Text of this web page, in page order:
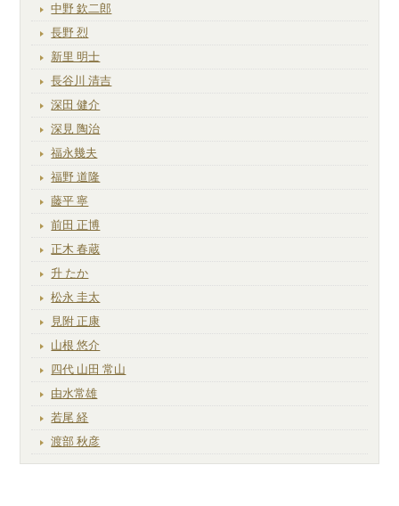
中野 欽二郎
長野 烈
新里 明士
長谷川 清吉
深田 健介
深見 陶治
福永幾夫
福野 道隆
藤平 寧
前田 正博
正木 春蔵
升 たか
松永 圭太
見附 正康
山根 悠介
四代 山田 常山
由水常雄
若尾 経
渡部 秋彦